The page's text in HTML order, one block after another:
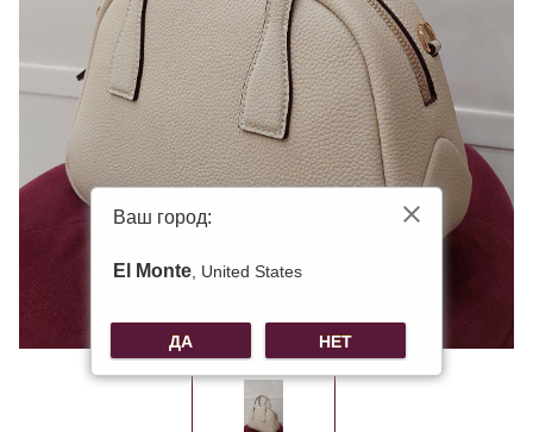
Ваш город:
El Monte , United States
ДА НЕТ